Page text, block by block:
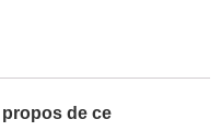
de ce